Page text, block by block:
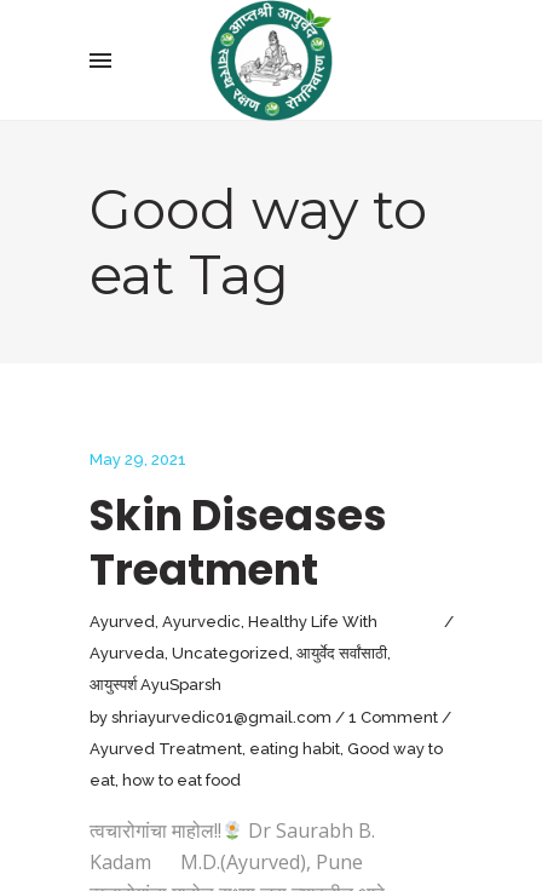
Good way to
eat Tag
May 29, 2021
Skin Diseases
Treatment
Ayurved, Ayurvedic, Healthy Life With
Ayurveda, Uncategorized, आयुर्वेद सर्वांसाठी,
आयुस्पर्श AyuSparsh
by shriayurvedic01@gmail.com
1 Comment
Ayurved Treatment, eating habit, Good way to
eat, how to eat food
त्वचारोगांचा माहोल!!
Dr Saurabh B.
Kadam M.D.(Ayurved), Pune